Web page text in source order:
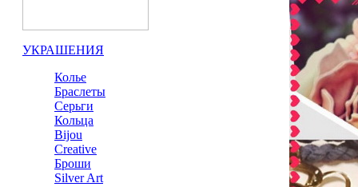
УКРАШЕНИЯ
Колье
Браслеты
Серьги
Кольца
Bijou
Сreative
Броши
Silver Art